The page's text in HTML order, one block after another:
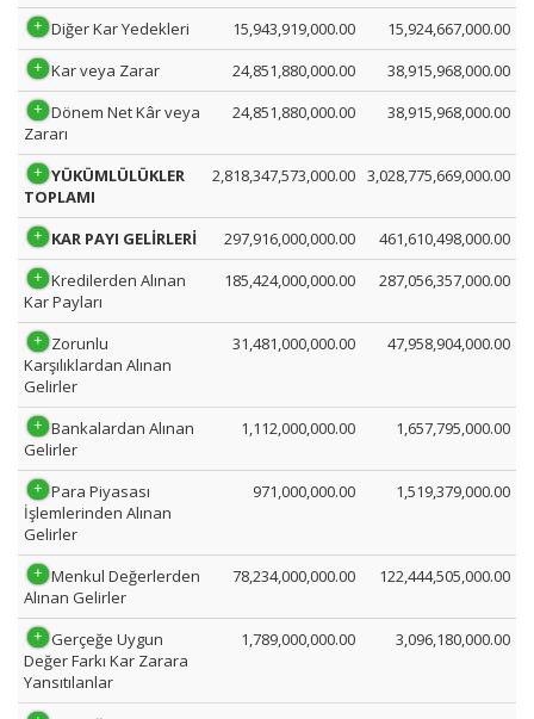
Diğer Kar Yedekleri 15,943,919,000.00
15,924,667,000.00
Kar veya Zarar
24,851,880,000.00
38,915,968,000.00
Dönem Net Kâr veya
Zararı
24,851,880,000.00 38,915,968,000.00
YÜKÜMLÜLÜKLER
TOPLAMI
2,818,347,573,000.00 3,028,775,669,000.00
KAR PAYI GELİRLERİ 297,916,000,000.00
461,610,498,000.00
Kredilerden Alınan
Kar Payları
185,424,000,000.00 287,056,357,000.00
Zorunlu
Karşılıklardan Alınan
Gelirler
31,481,000,000.00 47,958,904,000.00
Bankalardan Alınan
Gelirler
1,112,000,000.00 1,657,795,000.00
Para Piyasası
İşlemlerinden Alınan
Gelirler
971,000,000.00 1,519,379,000.00
Menkul Değerlerden
Alınan Gelirler
78,234,000,000.00 122,444,505,000.00
Gerçeğe Uygun
Değer Farkı Kar Zarara
Yansıtılanlar
1,789,000,000.00 3,096,180,000.00